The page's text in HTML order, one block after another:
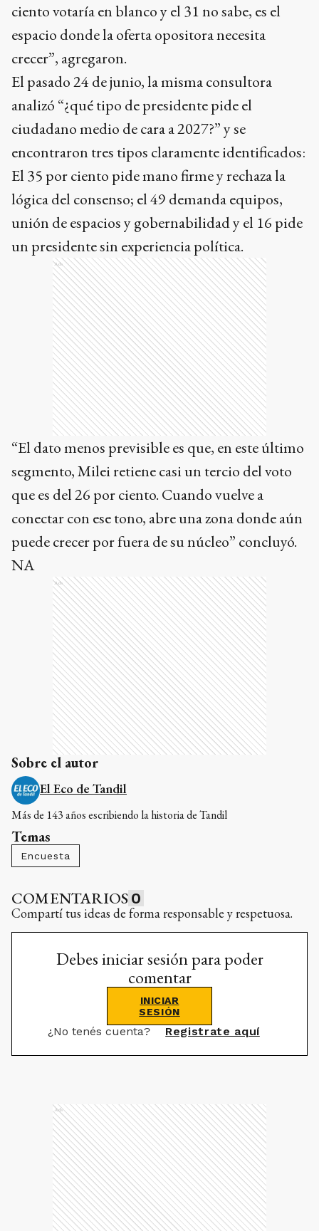
ciento votaría en blanco y el 31 no sabe, es el
espacio donde la oferta opositora necesita
crecer”, agregaron.
El pasado 24 de junio, la misma consultora
analizó “¿qué tipo de presidente pide el
ciudadano medio de cara a 2027?” y se
encontraron tres tipos claramente identificados:
El 35 por ciento pide mano firme y rechaza la
lógica del consenso; el 49 demanda equipos,
unión de espacios y gobernabilidad y el 16 pide
un presidente sin experiencia política.
Ads
“El dato menos previsible es que, en este último
segmento, Milei retiene casi un tercio del voto
que es del 26 por ciento. Cuando vuelve a
conectar con ese tono, abre una zona donde aún
puede crecer por fuera de su núcleo” concluyó.
NA
Ads
Sobre el autor
El Eco de Tandil
Más de 143 años escribiendo la historia de Tandil
Temas
Encuesta
COMENTARIOS 0
Compartí tus ideas de forma responsable y respetuosa.
Debes iniciar sesión para poder
comentar
INICIAR
SESIÓN
¿No tenés cuenta? Registrate aquí
Ads